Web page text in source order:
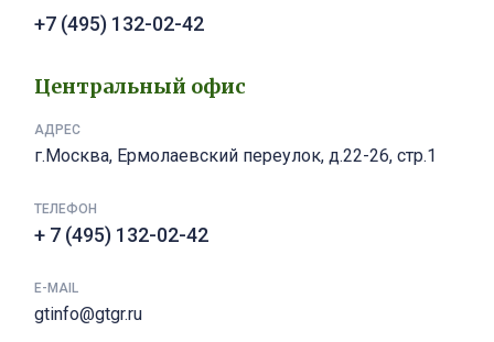
+7 (495) 132-02-42
Центральный офис
АДРЕС
г.Москва, Ермолаевский переулок, д.22-26, стр.1
ТЕЛЕФОН
+ 7 (495) 132-02-42
E-MAIL
gtinfo@gtgr.ru